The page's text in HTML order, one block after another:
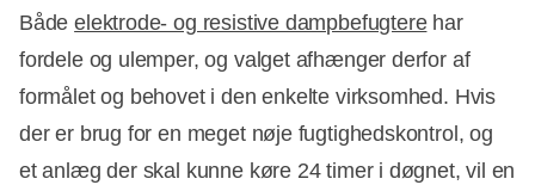
Bådeelektrode- og resistive dampbefugterehar
fordele og ulemper, og valget afhænger derfor af
formålet og behovet i den enkelte virksomhed. Hvis
der er brug for en meget nøje fugtighedskontrol, og
et anlæg der skal kunne køre 24 timer i døgnet, vil en